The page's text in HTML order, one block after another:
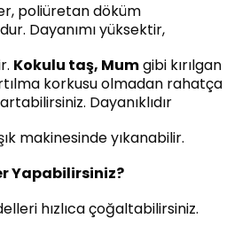
poliüretan döküm
Dayanımı yüksektir,
Kokulu taş, Mumgibi kırılgan
korkusu olmadan rahatça
Dayanıklıdır
makinesinde yıkanabilir.
Yapabilirsiniz?
hızlıca çoğaltabilirsiniz.